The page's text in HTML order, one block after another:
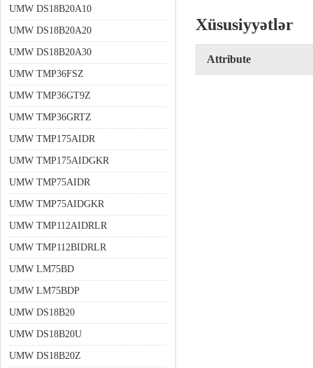
UMW DS18B20A10
UMW DS18B20A20
UMW DS18B20A30
UMW TMP36FSZ
UMW TMP36GT9Z
UMW TMP36GRTZ
UMW TMP175AIDR
UMW TMP175AIDGKR
UMW TMP75AIDR
UMW TMP75AIDGKR
UMW TMP112AIDRLR
UMW TMP112BIDRLR
UMW LM75BD
UMW LM75BDP
UMW DS18B20
UMW DS18B20U
UMW DS18B20Z
Xüsusiyyətlər
Attribute